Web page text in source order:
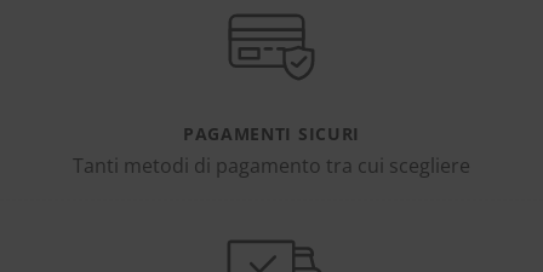
PAGAMENTI SICURI
Tanti metodi di pagamento tra cui scegliere